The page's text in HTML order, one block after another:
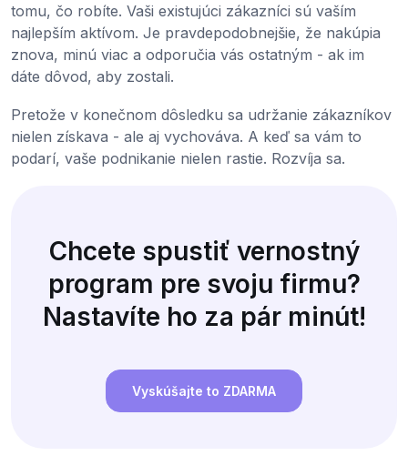
tomu, čo robíte. Vaši existujúci zákazníci sú vaším
najlepším aktívom. Je pravdepodobnejšie, že nakúpia
znova, minú viac a odporučia vás ostatným - ak im
dáte dôvod, aby zostali.
Pretože v konečnom dôsledku sa udržanie zákazníkov
nielen získava - ale aj vychováva. A keď sa vám to
podarí, vaše podnikanie nielen rastie. Rozvíja sa.
Chcete spustiť vernostný
program pre svoju firmu?
Nastavíte ho za pár minút!
Vyskúšajte to ZDARMA